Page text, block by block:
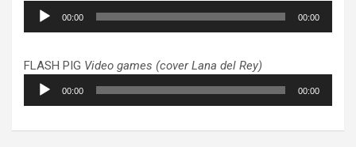
Lecteur
audio
00:00 00:00
FLASH PIG Video games (cover Lana del Rey)
Lecteur
audio
00:00 00:00